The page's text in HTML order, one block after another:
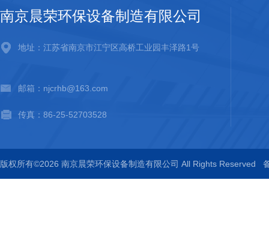
南京晨荣环保设备制造有限公司
地址：江苏省南京市江宁区高桥工业园丰泽路1号
邮箱：njcrhb@163.com
传真：86-25-52703528
版权所有©2026 南京晨荣环保设备制造有限公司 All Rights Reserved